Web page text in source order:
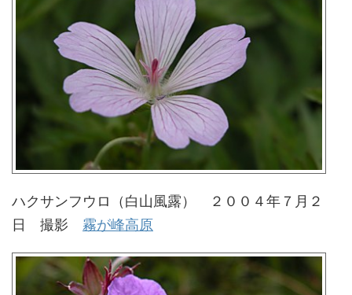
ハクサンフウロ（白山風露） ２００４年７月２
日 撮影 霧が峰高原